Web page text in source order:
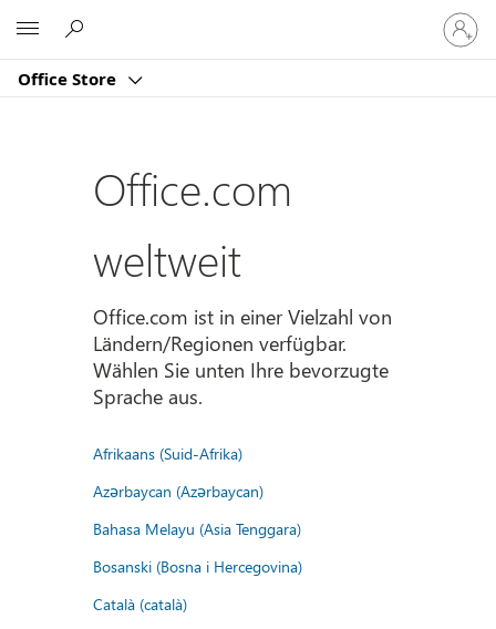
Office Store
Bei
Ihrem
Konto
Office.com
weltweit
Office.com ist in einer Vielzahl von
Ländern/Regionen verfügbar.
Wählen Sie unten Ihre bevorzugte
Sprache aus.
Afrikaans (Suid-Afrika)
Azərbaycan (Azərbaycan)
Bahasa Melayu (Asia Tenggara)
Bosanski (Bosna i Hercegovina)
Català (català)